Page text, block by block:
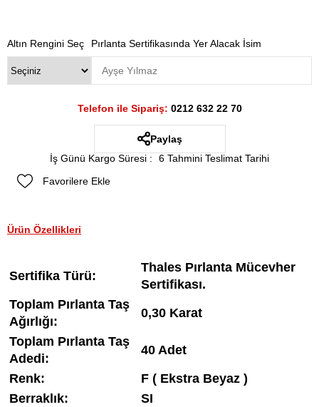
Altın Rengini Seç Pırlanta Sertifikasında Yer Alacak İsim
Telefon ile Sipariş: 0212 632 22 70
Paylaş
İş Günü Kargo Süresi :
6 Tahmini Teslimat Tarihi
Favorilere Ekle
Ürün Özellikleri
Sertifika Türü:
Thales Pırlanta Mücevher
Sertifikası.
Toplam Pırlanta Taş
Ağırlığı:
0,30 Karat
Toplam Pırlanta Taş
Adedi:
40 Adet
Renk:
F ( Ekstra Beyaz )
Berraklık:
SI